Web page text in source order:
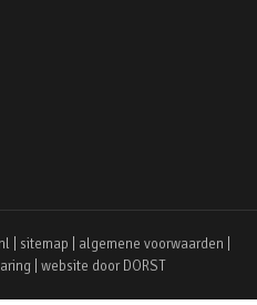
| sitemap algemene voorwaarden
| website door DORST